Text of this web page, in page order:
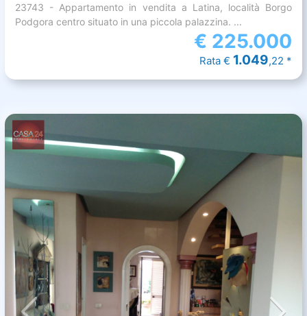
23743 - Appartamento in vendita a Latina, località Borgo
Podgora centro situato in una piccola palazzina. ...
€ 225.000
Rata € 1.049,22 *